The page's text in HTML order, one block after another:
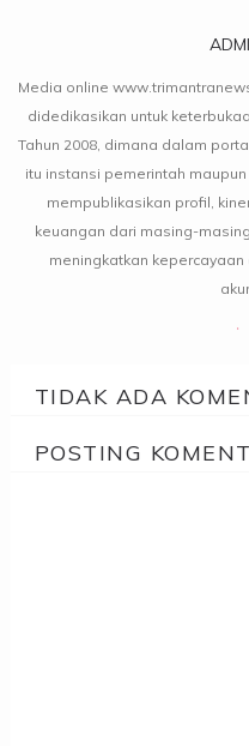
Media online
didedikasikan untuk
Tahun 2008, dimana dalam
itu instansi pemerintah
mempublikasikan profil,
keuangan dari masing-
meningkatkan
TIDAK ADA
POSTING